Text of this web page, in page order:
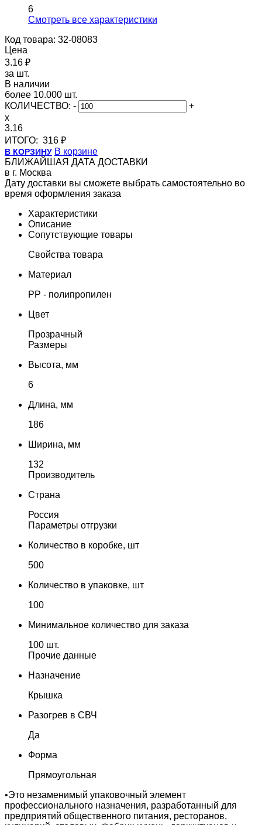
6
Cмотреть все характеристики
Код товара: 32-08083
Цена
3.16 ₽
за шт.
В наличии
более 10.000 шт.
КОЛИЧЕСТВО: -
+
x
3.16
ИТОГО: 316 ₽
В КОРЗИНУ В корзине
БЛИЖАЙШАЯ ДАТА ДОСТАВКИ
в г. Москва
Дату доставки вы сможете выбрать самостоятельно во
время оформления заказа
Характеристики
Описание
Сопутствующие товары
Свойства товара
Материал
PP - полипропилен
Цвет
Прозрачный
Размеры
Высота, мм
6
Длина, мм
186
Ширина, мм
132
Производитель
Страна
Россия
Параметры отгрузки
Количество в коробке, шт
500
Количество в упаковке, шт
100
Минимальное количество для заказа
100 шт.
Прочие данные
Назначение
Крышка
Разогрев в СВЧ
Да
Форма
Прямоугольная
•Это незаменимый упаковочный элемент
профессионального назначения, разработанный для
предприятий общественного питания, ресторанов,